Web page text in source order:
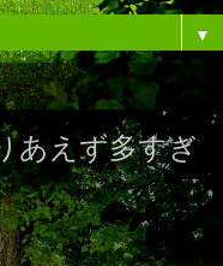
▼
あえず多すぎ